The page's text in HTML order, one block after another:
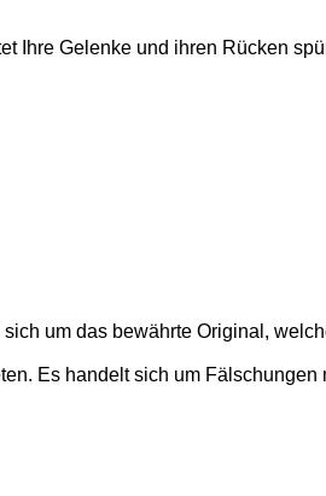
Ihre Gelenke und ihren Rücken
um das bewährte Original,
Es handelt sich um